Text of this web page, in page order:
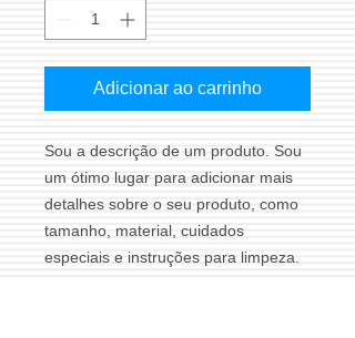
Adicionar ao carrinho
Sou a descrição de um produto. Sou
um ótimo lugar para adicionar mais
detalhes sobre o seu produto, como
tamanho, material, cuidados
especiais e instruções para limpeza.